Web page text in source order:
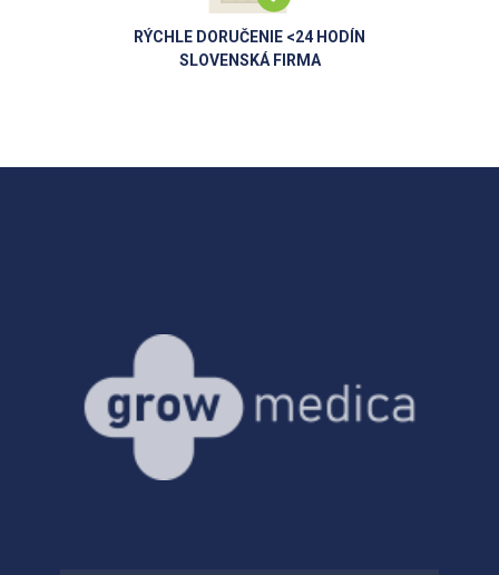
RÝCHLE DORUČENIE <24 HODÍN
SLOVENSKÁ FIRMA